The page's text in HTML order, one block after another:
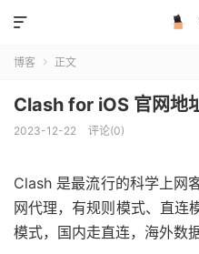

博客  正文
Clash for iOS 官网地
2023-12-22 评论(0)
Clash 是最流行的科学上网
网代理，有规则模式、直连
模式，国内走直连，海外数